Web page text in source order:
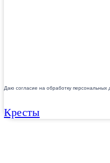
Даю согласие на обработку персональных
Кресты